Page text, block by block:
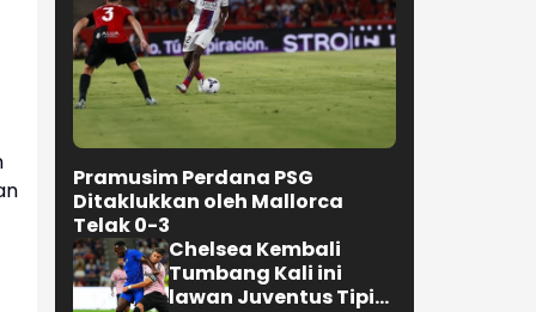
Pramusim Perdana PSG
Ditaklukkan oleh Mallorca
Telak 0-3
Chelsea Kembali
Tumbang Kali ini
lawan Juventus Tipis